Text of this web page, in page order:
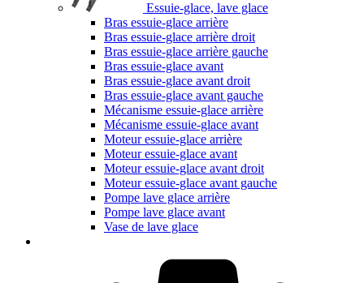
Essuie-glace, lave glace
Bras essuie-glace arrière
Bras essuie-glace arrière droit
Bras essuie-glace arrière gauche
Bras essuie-glace avant
Bras essuie-glace avant droit
Bras essuie-glace avant gauche
Mécanisme essuie-glace arrière
Mécanisme essuie-glace avant
Moteur essuie-glace arrière
Moteur essuie-glace avant
Moteur essuie-glace avant droit
Moteur essuie-glace avant gauche
Pompe lave glace arrière
Pompe lave glace avant
Vase de lave glace